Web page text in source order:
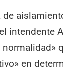
intendente
en